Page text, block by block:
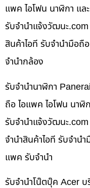
แพค ไอโฟน นาฬิกา แ
รับจํานําแจ้งวัฒนะ
สินค้าไอที รับจำนำมือถื
จำนำกล้อง
รับจำนำนาฬิกา
ถือ ไอแพค ไอโฟน นาฬิ
รับจํานําแจ้งวัฒนะ
จำนำสินค้าไอที รับจำน
แพค รับจำนำ
รับจำนำโน๊ตบุ๊ค Acer บ